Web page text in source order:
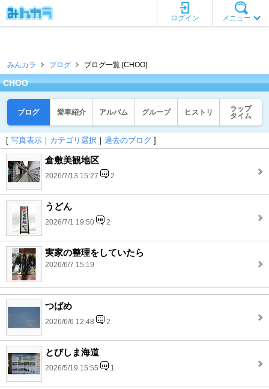
メニュー
ログイン
みんカラ ブログ ブログ一覧 [CHOO]
CHOO
ブログ 愛車紹介 アルバム グループ ヒストリ
ラップ
タイム
[ 写真表示 ｜ カテゴリ選択 ｜ 過去のブログ ]
倉敷美観地区
2026/7/13 15:27 2
うどん
2026/7/1 19:50 2
実家の整理をしていたら
2026/6/7 15:19
つばめ
2026/6/6 12:48 2
とびしま海道
2026/5/19 15:55 1